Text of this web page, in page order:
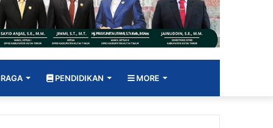
PENDIDIKAN MORE